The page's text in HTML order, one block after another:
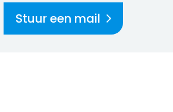
Stuur een mail